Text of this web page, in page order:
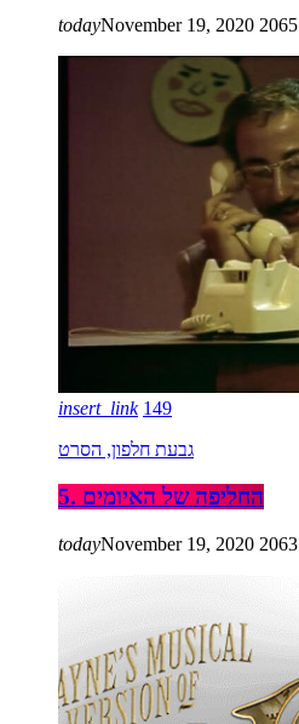
todayNovember 19, 2020 2065
insert_link 149
גבעת חלפון, הסרט
5. החליפה של האיומים
todayNovember 19, 2020 2063